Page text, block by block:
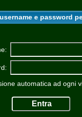
e password
automatica ad ogni